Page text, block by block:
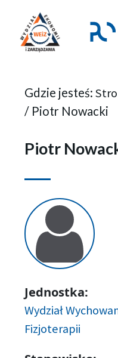
Gdzie jesteś:
/ Piotr Nowacki
Piotr
Jednostka:
Wydział
Fizjoterapii